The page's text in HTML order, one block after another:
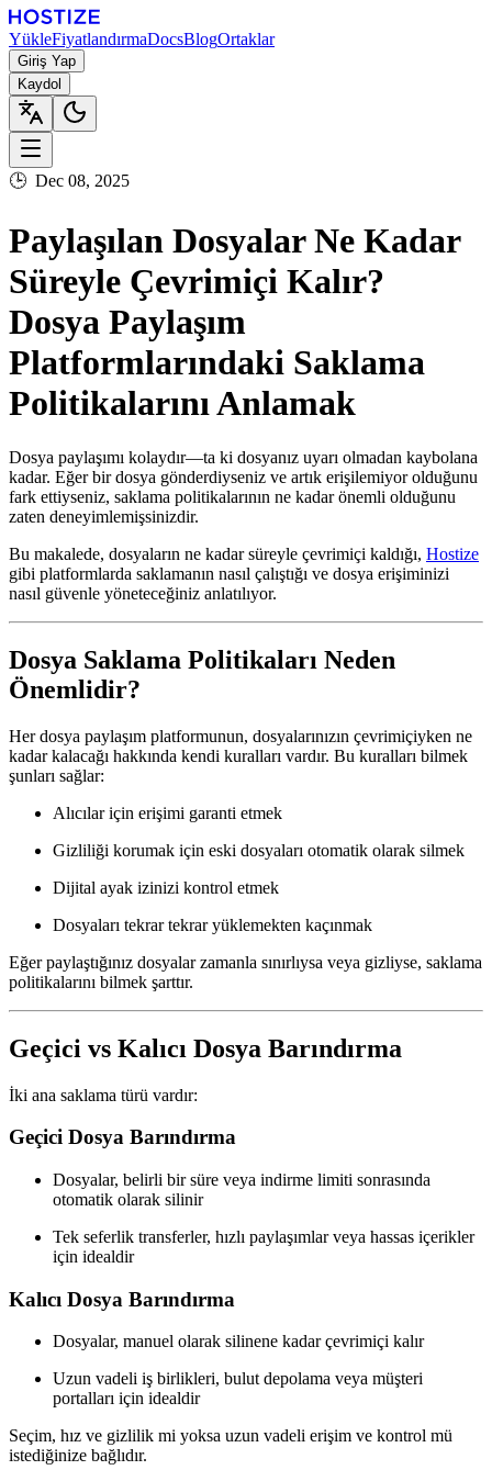
YükleFiyatlandırmaDocsBlogOrtaklar
Giriş Yap
Kaydol
🕒 Dec 08, 2025
Paylaşılan Dosyalar Ne Kadar
Süreyle Çevrimiçi Kalır?
Dosya Paylaşım
Platformlarındaki Saklama
Politikalarını Anlamak
Dosya paylaşımı kolaydır—ta ki dosyanız uyarı olmadan kaybolana
kadar. Eğer bir dosya gönderdiyseniz ve artık erişilemiyor olduğunu
fark ettiyseniz, saklama politikalarının ne kadar önemli olduğunu
zaten deneyimlemişsinizdir.
Bu makalede, dosyaların ne kadar süreyle çevrimiçi kaldığı, Hostize
gibi platformlarda saklamanın nasıl çalıştığı ve dosya erişiminizi
nasıl güvenle yöneteceğiniz anlatılıyor.
Dosya Saklama Politikaları Neden
Önemlidir?
Her dosya paylaşım platformunun, dosyalarınızın çevrimiçiyken ne
kadar kalacağı hakkında kendi kuralları vardır. Bu kuralları bilmek
şunları sağlar:
Alıcılar için erişimi garanti etmek
Gizliliği korumak için eski dosyaları otomatik olarak silmek
Dijital ayak izinizi kontrol etmek
Dosyaları tekrar tekrar yüklemekten kaçınmak
Eğer paylaştığınız dosyalar zamanla sınırlıysa veya gizliyse, saklama
politikalarını bilmek şarttır.
Geçici vs Kalıcı Dosya Barındırma
İki ana saklama türü vardır:
Geçici Dosya Barındırma
Dosyalar, belirli bir süre veya indirme limiti sonrasında
otomatik olarak silinir
Tek seferlik transferler, hızlı paylaşımlar veya hassas içerikler
için idealdir
Kalıcı Dosya Barındırma
Dosyalar, manuel olarak silinene kadarçevrimiçi kalır
Uzun vadeli iş birlikleri, bulut depolama veya müşteri
portalları için idealdir
Seçim, hız ve gizlilik mi yoksa uzun vadeli erişim ve kontrol mü
istediğinize bağlıdır.